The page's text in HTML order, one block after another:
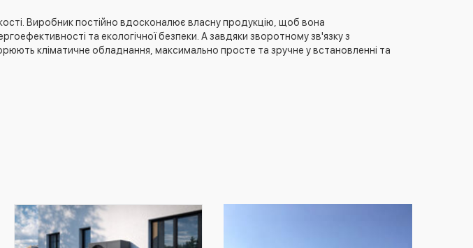
Виробник постійно вдосконалює власну продукцію, щоб вона
та екологічної безпеки. А завдяки зворотному зв'язку з
кліматичне обладнання, максимально просте та зручне у встановленні та